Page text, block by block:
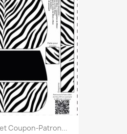
Coupon-Patron...